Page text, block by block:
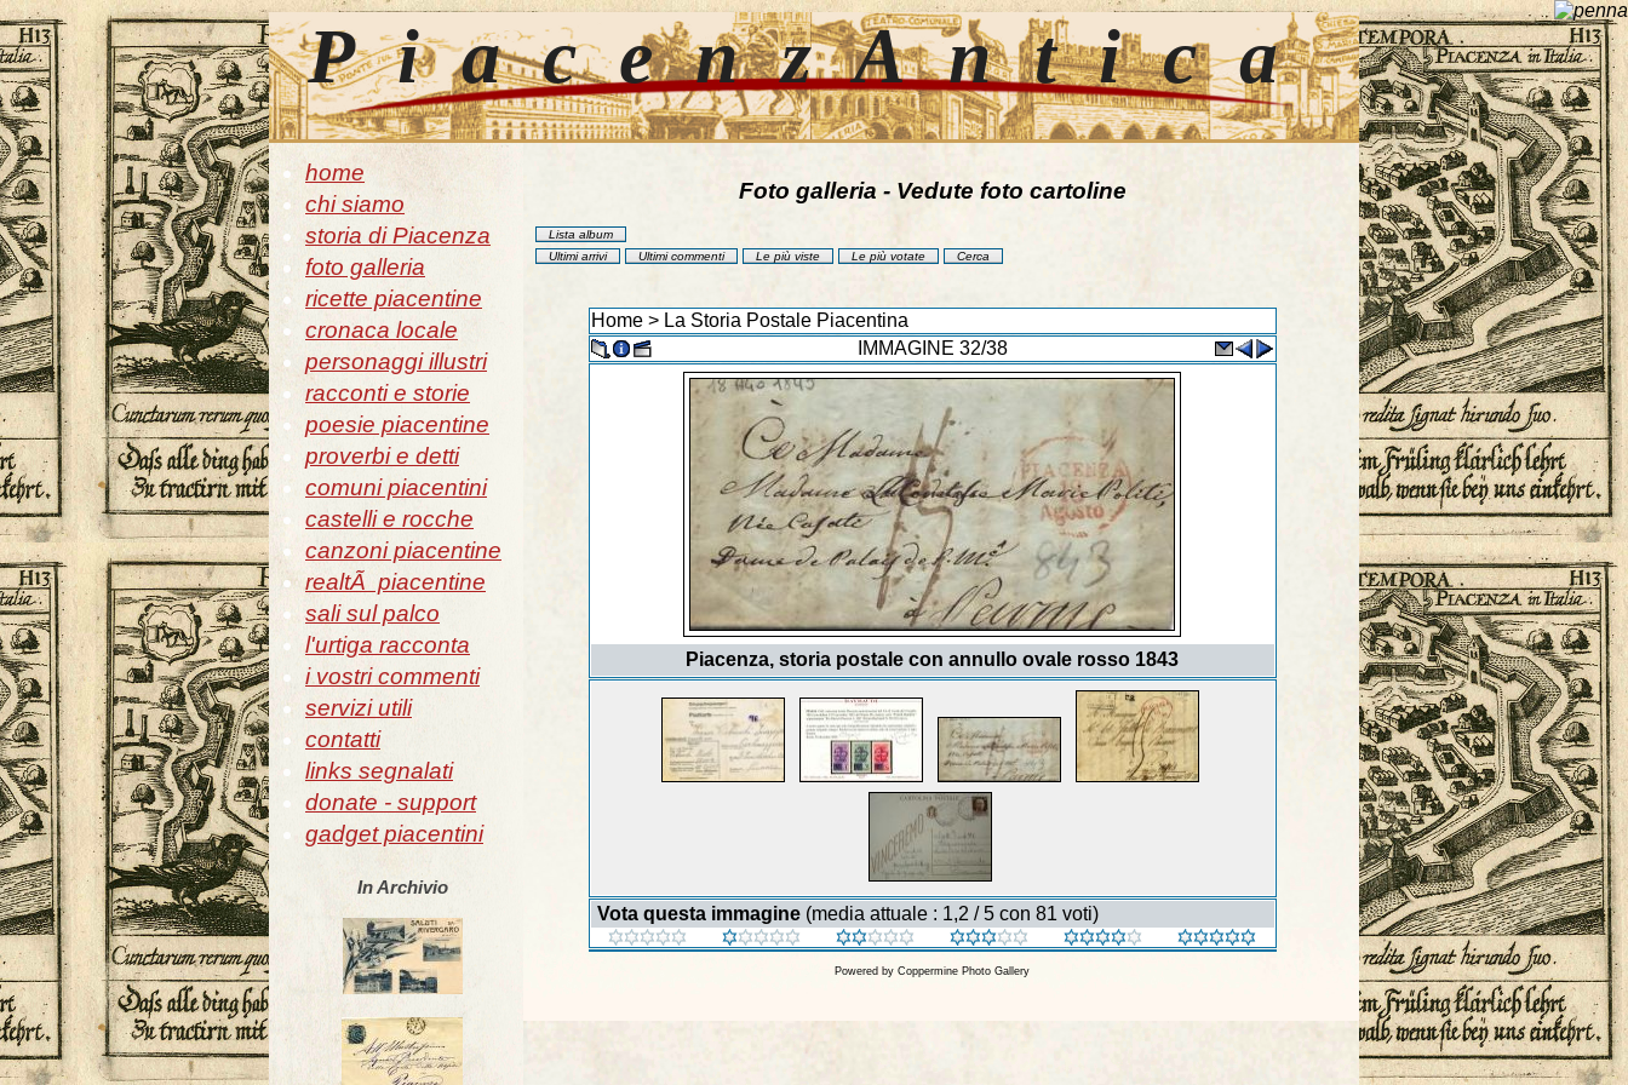
PiacenzAntica
home
chi siamo
storia di Piacenza
foto galleria
ricette piacentine
cronaca locale
personaggi illustri
racconti e storie
poesie piacentine
proverbi e detti
comuni piacentini
castelli e rocche
canzoni piacentine
realtÃ piacentine
sali sul palco
l'urtiga racconta
i vostri commenti
servizi utili
contatti
links segnalati
donate - support
gadget piacentini
In Archivio
Foto galleria - Vedute foto cartoline
Lista album
Ultimi arrivi
Ultimi commenti Le più viste Le più votate Cerca
Home> La Storia Postale Piacentina
IMMAGINE 32/38
Piacenza, storia postale con annullo ovale rosso 1843
Vota questa immagine(media attuale : 1,2 / 5 con 81 voti)
Powered by Coppermine Photo Gallery